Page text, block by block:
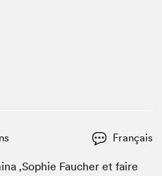
Français
‚Sophie Fauch­er et faire